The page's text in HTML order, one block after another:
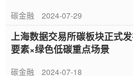
碳金融 2024-07-29
上海数据交易所碳板块正式
要素×绿色低碳重点场景
碳金融 2024-07-18